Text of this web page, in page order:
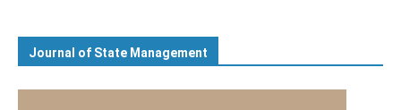
Journal of State Management